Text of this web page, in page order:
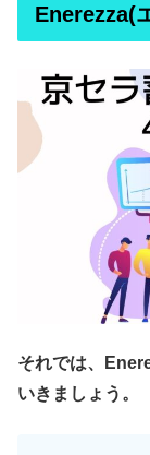
Enerezza(
それでは、
いきましょう。